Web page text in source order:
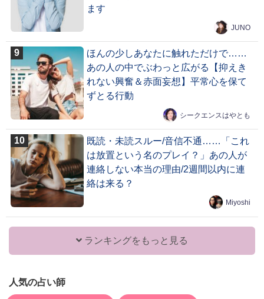
ます
JUNO
ほんの少しあなたに触れただけで……
あの人の中でぶわっと広がる【抑えき
れない興奮＆赤面妄想】平常心を保て
ずとる行動
シークエンスはやとも
既読・未読スルー/音信不通……「これ
は放置という名のプレイ？」あの人が
連絡しない本当の理由/2週間以内に連
絡は来る？
Miyoshi
ランキングをもっと見る
人気の占い師